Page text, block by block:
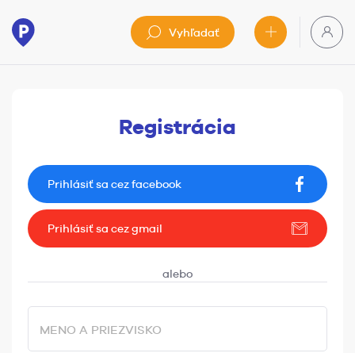
Vyhľadať
Registrácia
Prihlásiť sa cez facebook
Prihlásiť sa cez gmail
MENO A PRIEZVISKO